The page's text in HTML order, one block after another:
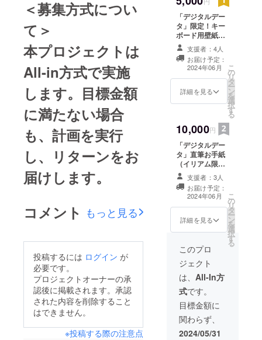
＜募集方式につい
て＞
本プロジェクトは
All-in方式で実施
します。目標金額
に満たない場合
も、計画を実行
し、リターンをお
届けします。
コメント もっと見る
投稿するには ログイン が
必要です。
プロジェクトオーナーの承
認後に掲載されます。承認
された内容を削除すること
はできません。
※投稿する際の注意点
「デジタルデー
タ」限定！キー
ボード用壁紙＆
スマホ用壁紙 ※
メールにて配布
支援者：4人
お届け予定：
2024年06月
詳細を見る
こ
の
リ
タ
ー
ン
を
選
択
す
る
10,000円
「デジタルデー
タ」直筆お手紙
（イリアム限定
イベント特典フ
レッシュフルー
ツ便箋1枚分） ※
メールにて配布
支援者：3人
お届け予定：
2024年06月
詳細を見る
こ
の
リ
タ
ー
ン
を
選
択
す
る
このプロ
ジェクト
は、 All-In方
式です。
目標金額に
関わらず、
2024/05/31